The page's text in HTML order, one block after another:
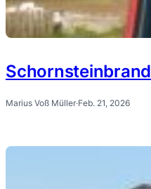
Schornsteinbrand
Marius Voß Müller·Feb. 21, 2026